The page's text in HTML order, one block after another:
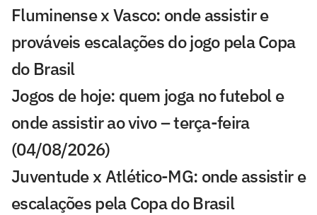
Fluminense x Vasco: onde assistir e
prováveis escalações do jogo pela Copa
do Brasil
Jogos de hoje: quem joga no futebol e
onde assistir ao vivo – terça-feira
(04/08/2026)
Juventude x Atlético-MG: onde assistir e
escalações pela Copa do Brasil